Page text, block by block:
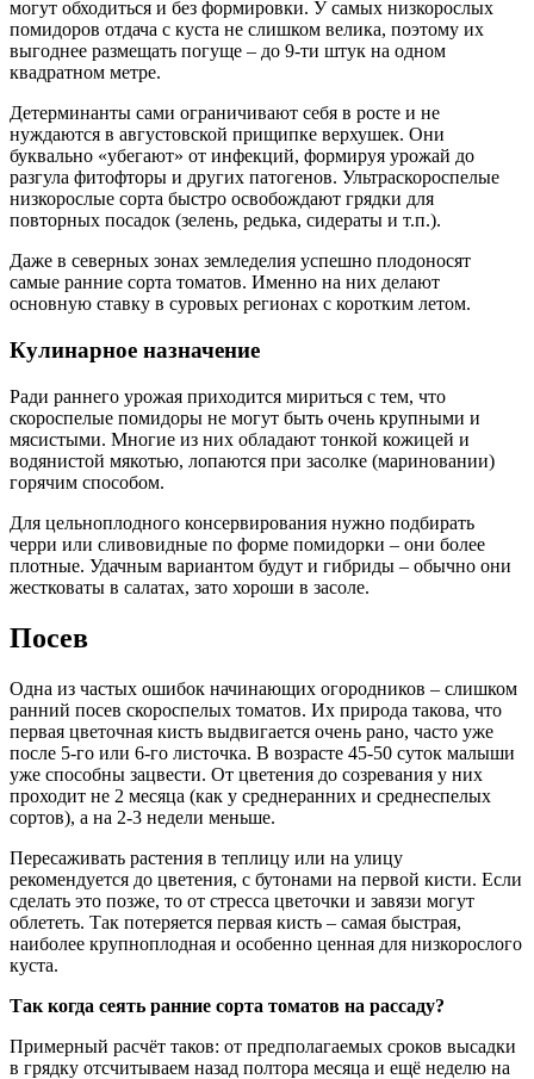
могут обходиться и без формировки. У самых низкорослых
помидоров отдача с куста не слишком велика, поэтому их
выгоднее размещать погуще – до 9-ти штук на одном
квадратном метре.
Детерминанты сами ограничивают себя в росте и не
нуждаются в августовской прищипке верхушек. Они
буквально «убегают» от инфекций, формируя урожай до
разгула фитофторы и других патогенов. Ультраскороспелые
низкорослые сорта быстро освобождают грядки для
повторных посадок (зелень, редька, сидераты и т.п.).
Даже в северных зонах земледелия успешно плодоносят
самые ранние сорта томатов. Именно на них делают
основную ставку в суровых регионах с коротким летом.
Кулинарное назначение
Ради раннего урожая приходится мириться с тем, что
скороспелые помидоры не могут быть очень крупными и
мясистыми. Многие из них обладают тонкой кожицей и
водянистой мякотью, лопаются при засолке (мариновании)
горячим способом.
Для цельноплодного консервирования нужно подбирать
черри или сливовидные по форме помидорки – они более
плотные. Удачным вариантом будут и гибриды – обычно они
жестковаты в салатах, зато хороши в засоле.
Посев
Одна из частых ошибок начинающих огородников – слишком
ранний посев скороспелых томатов. Их природа такова, что
первая цветочная кисть выдвигается очень рано, часто уже
после 5-го или 6-го листочка. В возрасте 45-50 суток малыши
уже способны зацвести. От цветения до созревания у них
проходит не 2 месяца (как у среднеранних и среднеспелых
сортов), а на 2-3 недели меньше.
Пересаживать растения в теплицу или на улицу
рекомендуется до цветения, с бутонами на первой кисти. Если
сделать это позже, то от стресса цветочки и завязи могут
облететь. Так потеряется первая кисть – самая быстрая,
наиболее крупноплодная и особенно ценная для низкорослого
куста.
Так когда сеять ранние сорта томатов на рассаду?
Примерный расчёт таков: от предполагаемых сроков высадки
в грядку отсчитываем назад полтора месяца и ещё неделю на